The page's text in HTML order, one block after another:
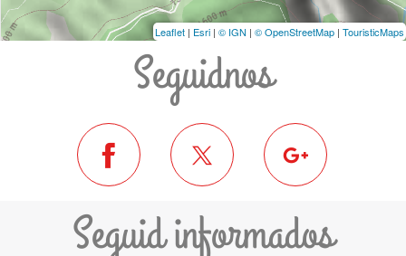
Leaflet | Esri | © IGN | © OpenStreetMap | TouristicMaps
Seguidnos
Seguid informados